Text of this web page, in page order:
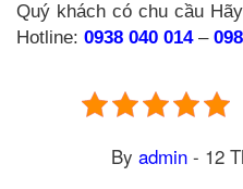
Quý khách có chu cầu
Hotline: 0938 040 014–
By admin - 12